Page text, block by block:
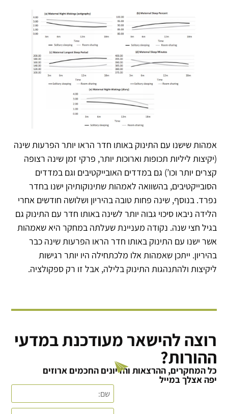
אמהות שישנו עם התינוק באותו חדר הראו יותר הפרעות שינה
(יקיצות ליליות תכופות וארוכות יותר, פרקי זמן שינה רצופה
קצרים יותר וכו’) גם במדדים האובייקטיבים וגם במדדים
הסובייקטיבים, בהשוואה לאמהות שתינוקותיהן ישנו בחדר
נפרד. בנוסף, שינה פחות טובה בהיריון ושלושה חודשים אחרי
הלידה ניבאו סיכוי גבוה יותר לשינה באותו חדר עם התינוק גם
בגיל חצי שנה. נקודה מעניינת שעלתה במחקר היא שאמהות
אשר ישנו עם התינוק באותו חדר הראו הפרעות שינה כבר
בהיריון. ייתכן שאמהות אלו מלכתחילה היו יותר רגישות
ליקיצות ולהתנהגות התינוק בלילה, אבל זו רק ספקולציה.
רוצה להישאר מעודכנת במדעי
ההורות?
כל המחקרים, ההרצאות והדיונים החכמים ארוזים
יפה אצלך במייל